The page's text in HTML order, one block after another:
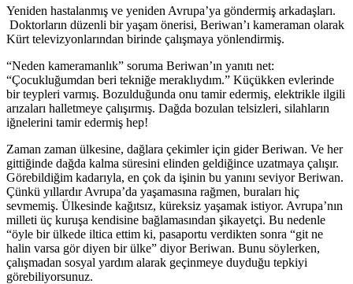
Yeniden hastalanmış ve yeniden Avrupa’ya göndermiş arkadaşları.
Doktorların düzenli bir yaşam önerisi, Beriwan’ı kameraman olarak
Kürt televizyonlarından birinde çalışmaya yönlendirmiş.
“Neden kameramanlık” soruma Beriwan’ın yanıtı net:
“Çocukluğumdan beri tekniğe meraklıydım.” Küçükken evlerinde
bir teypleri varmış. Bozulduğunda onu tamir edermiş, elektrikle ilgili
arızaları halletmeye çalışırmış. Dağda bozulan telsizleri, silahların
iğnelerini tamir edermiş hep!
Zaman zaman ülkesine, dağlara çekimler için gider Beriwan. Ve her
gittiğinde dağda kalma süresini elinden geldiğince uzatmaya çalışır.
Görebildiğim kadarıyla, en çok da işinin bu yanını seviyor Beriwan.
Çünkü yıllardır Avrupa’da yaşamasına rağmen, buraları hiç
sevmemiş. Ülkesinde kağıtsız, küreksiz yaşamak istiyor. Avrupa’nın
milleti üç kuruşa kendisine bağlamasından şikayetçi. Bu nedenle
“öyle bir ülkede iltica ettim ki, pasaportu verdikten sonra “git ne
halin varsa gör diyen bir ülke” diyor Beriwan. Bunu söylerken,
çalışmadan sosyal yardım alarak geçinmeye duyduğu tepkiyi
görebiliyorsunuz.